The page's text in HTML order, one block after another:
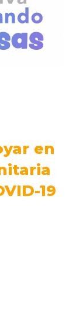
en
19